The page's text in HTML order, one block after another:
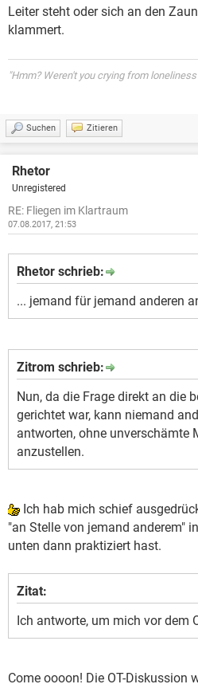
Leiter steht oder sich an den
klammert.
"Hmm? Weren't you crying from
Suchen Zitieren
Rhetor
Unregistered
RE: Fliegen im Klartraum
07.08.2017, 21:53
Rhetor schrieb:
... jemand für jemand anderen
Zitrom schrieb:
Nun, da die Frage direkt an die
gerichtet war, kann niemand
antworten, ohne unverschämte
anzustellen.
Ich hab mich schief
"an Stelle von jemand anderem"
unten dann praktiziert hast.
Zitat:
Ich antworte, um mich vor dem
Come oooon! Die OT-Diskussion